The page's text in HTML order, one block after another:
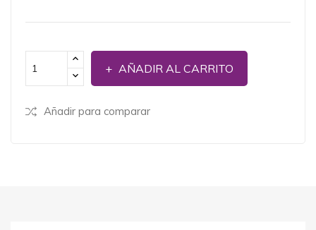
AÑADIR AL CARRITO
Añadir para comparar